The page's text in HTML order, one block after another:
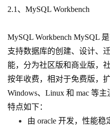
2.1、MySQL Workbench
MySQL Workbench MySQL
支持数据库的创建、设计、
能，分为社区版和商业版，
按年收费，相对于免费版，
Windows、Linux 和 mac 等主
特点如下：
由 oracle 开发，性能稳